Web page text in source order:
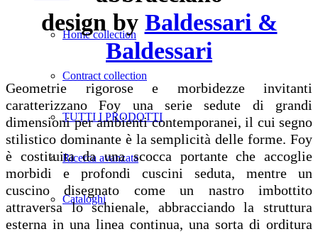
Home collection
Contract collection
TUTTI I PRODOTTI
Ricerca avanzata
Cataloghi
design by Baldessari &
Baldessari
Geometrie rigorose e morbidezze invitanti
caratterizzano Foy una serie sedute di grandi
dimensioni per ambienti contemporanei, il cui segno
stilistico dominante è la semplicità delle forme. Foy
è costituita da una scocca portante che accoglie
morbidi e profondi cuscini seduta, mentre un
cuscino disegnato come un nastro imbottito
attraversa lo schienale, abbracciando la struttura
esterna in una linea continua, una sorta di orditura